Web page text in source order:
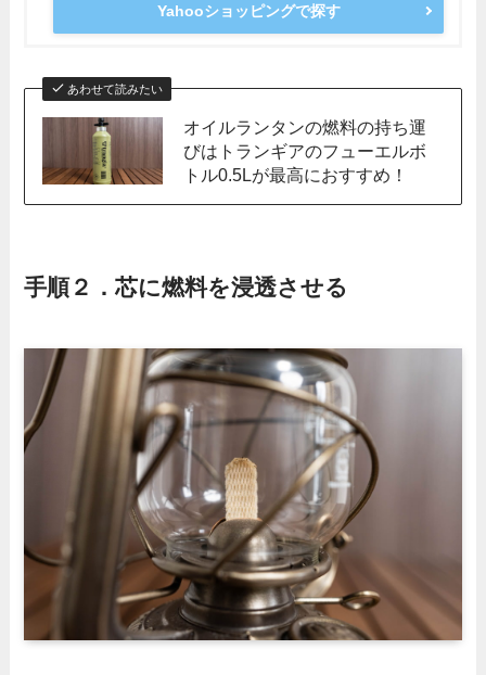
Yahooショッピングで探す
あわせて読みたい
オイルランタンの燃料の持ち運
びはトランギアのフューエルボ
トル0.5Lが最高におすすめ！
手順２．芯に燃料を浸透させる